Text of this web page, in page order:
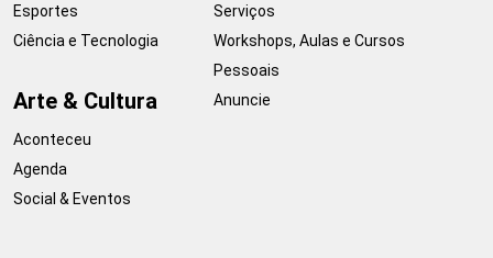
Esportes
Ciência e Tecnologia
Arte & Cultura
Aconteceu
Agenda
Social & Eventos
Serviços
Workshops, Aulas e Cursos
Pessoais
Anuncie